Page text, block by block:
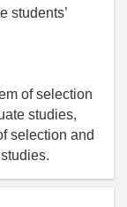
students’
of selection
studies,
selection and